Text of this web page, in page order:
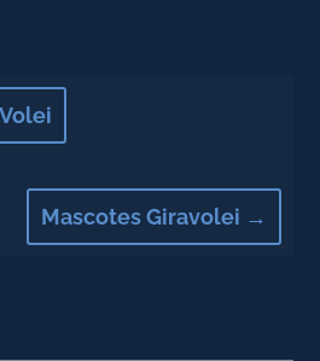
Mascotes Giravolei →